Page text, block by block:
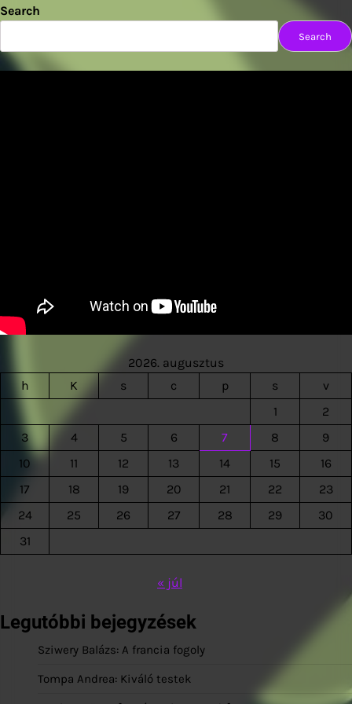
Search
Search
2026. augusztus
h
K s c p s
v
1
2
3
4 5 6 7 8
9
10
11 12 13 14 15
16
17
18 19 20 21 22
23
24
25 26 27 28 29
30
31
« júl
Legutóbbi bejegyzések
Sziwery Balázs: A francia fogoly
Tompa Andrea: Kiváló testek